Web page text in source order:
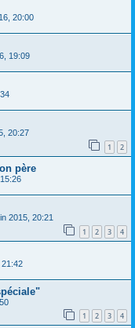
20:00
19:09
20:27
1 2
père
2015, 20:21
1 2 3 4
1 2 3 4